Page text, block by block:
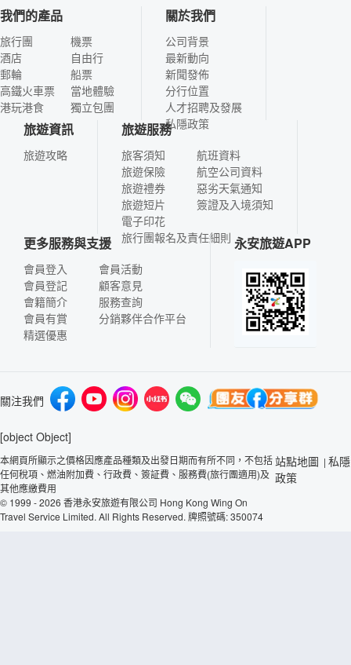
我們的產品
旅行團
酒店
郵輪
高鐵火車票
港玩港食
機票
自由行
船票
當地體驗
獨立包團
關於我們
公司背景
最新動向
新聞發佈
分行位置
人才招聘及發展
私隱政策
旅遊資訊
旅遊攻略
旅遊服務
旅客須知
旅遊保險
旅遊禮券
旅遊短片
電子印花
航班資料
航空公司資料
惡劣天氣通知
簽證及入境須知
旅行團報名及責任細則
更多服務與支援
會員登入
會員登記
會籍簡介
會員有賞
精選優惠
會員活動
顧客意見
服務查詢
分銷夥伴合作平台
永安旅遊APP
關注我們
[object Object]
本網頁所顯示之價格因應產品種類及出發日期而有所不同，不包括
任何稅項、燃油附加費、行政費、簽証費、服務費(旅行團適用)及
其他應繳費用
© 1999 - 2026 香港永安旅遊有限公司 Hong Kong Wing On
Travel Service Limited. All Rights Reserved. 牌照號碼: 350074
站點地圖 | 私隱
政策